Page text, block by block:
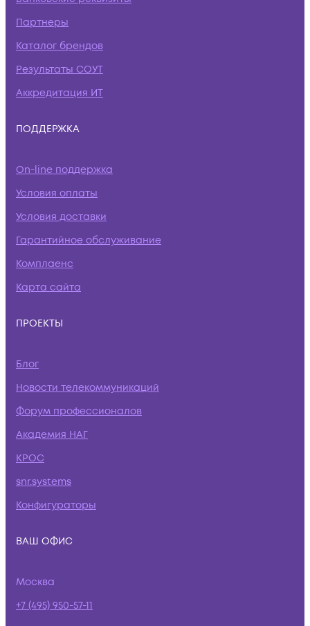
Партнеры
Каталог брендов
Результаты СОУТ
Аккредитация ИТ
ПОДДЕРЖКА
On-line поддержка
Условия оплаты
Условия доставки
Гарантийное обслуживание
Комплаенс
Карта сайта
ПРОЕКТЫ
Блог
Новости телекоммуникаций
Форум профессионалов
Академия НАГ
КРОС
snr.systems
Конфигураторы
ВАШ ОФИС
Москва
+7 (495) 950-57-11